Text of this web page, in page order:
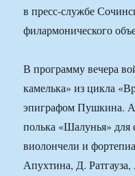
в пресс-службе
филармонического
В программу вечера
камелька» из цикла
эпиграфом Пушкина. А
полька «Шалунья»
виолончели и
Апухтина, Д.